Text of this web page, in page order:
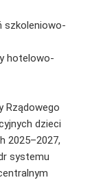
szkoleniowo-
hotelowo-
Rządowego
dzieci
2025–2027,
systemu